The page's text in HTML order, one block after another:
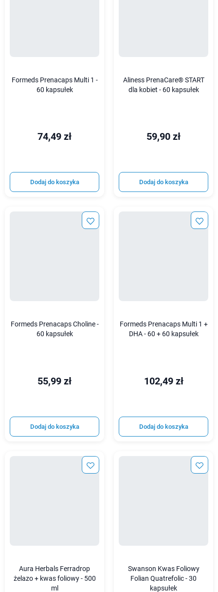
Formeds Prenacaps Multi 1 -
60 kapsułek
74,49 zł
Dodaj do koszyka
Aliness PrenaCare® START
dla kobiet - 60 kapsułek
59,90 zł
Dodaj do koszyka
Formeds Prenacaps Choline -
60 kapsułek
55,99 zł
Dodaj do koszyka
Formeds Prenacaps Multi 1 +
DHA - 60 + 60 kapsułek
102,49 zł
Dodaj do koszyka
Aura Herbals Ferradrop
żelazo + kwas foliowy - 500
ml
Swanson Kwas Foliowy
Folian Quatrefolic - 30
kapsułek